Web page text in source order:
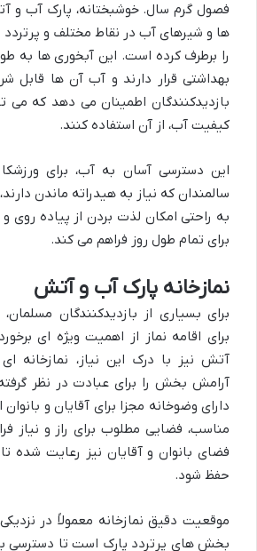
فصول گرم سال. خوشبختانه، پارک آب و
ها و شیرهای آب در نقاط مختلف و پرتردد
را برطرف کرده است. این آبخوری ها به
بهداشتی قرار دارند و آب آن ها قابل
بازدیدکنندگان اطمینان می دهد که می
کیفیت آب، از آن استفاده کنند.
این دسترسی آسان به آب، برای
سالمندان که نیاز به هیدراته ماندن
به راحتی امکان لذت بردن از پیاده روی
برای تمام طول روز فراهم می کند.
نمازخانه پارک آب و آتش
برای بسیاری از بازدیدکنندگان
برای اقامه نماز از اهمیت ویژه ای
آتش نیز با درک این نیاز، نمازخانه
آرامش بخش را برای عبادت در نظر
دارای وضوخانه مجزا برای آقایان و
مناسب، فضایی مطلوب برای راز و نیاز
فضای بانوان و آقایان نیز رعایت شده
حفظ شود.
موقعیت دقیق نمازخانه معمولاً در
بخش های پرتردد پارک است تا دسترسی